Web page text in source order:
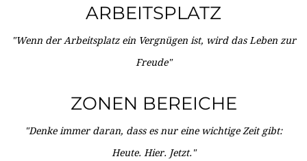
ARBEITSPLATZ
"Wenn der Arbeitsplatz ein Vergnügen ist, wird das Leben zur
Freude"
ZONEN BEREICHE
"Denke immer daran, dass es nur eine wichtige Zeit gibt:
Heute. Hier. Jetzt."